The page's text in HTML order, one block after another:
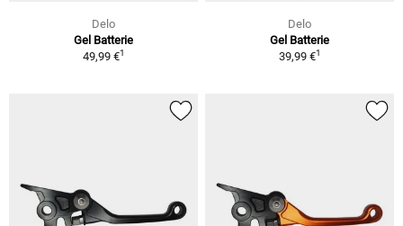
Delo
Gel Batterie
49,99 €1
Delo
Gel Batterie
39,99 €1